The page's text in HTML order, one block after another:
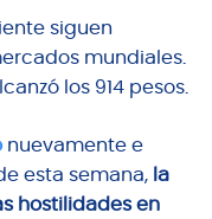
siguen
mundiales.
los 914 pesos.
nuevamente e
esta semana, la
hostilidades en